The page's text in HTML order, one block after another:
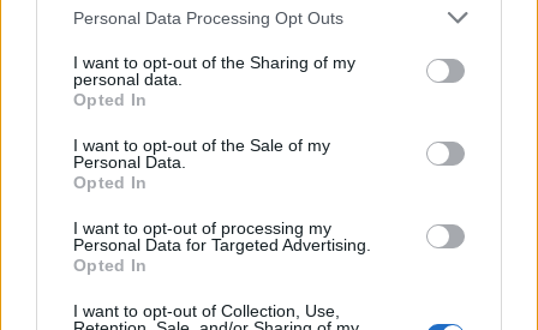
Personal Data Processing Opt Outs
I want to opt-out of the Sharing of my
personal data.
Opted In
I want to opt-out of the Sale of my
Personal Data.
Opted In
I want to opt-out of processing my
Personal Data for Targeted Advertising.
Opted In
I want to opt-out of Collection, Use,
Η Εξέλιξη του CISO σε Επιχειρησιακό
Ηγέτη
“Become a CISO”, they said…
Ο Σύγχρονος CISO: Από Τεχνικός
EMC με τη διάκριση PLATINUM PARTNER και πολλαπλές
εξειδικεύσεις. ‘Έχει την ικανότητα και τεχνογνωσία να διασφαλίσει
την ορθή και συνολική προσέγγιση καθώς και την επιτυχημένη
ολοκλήρωση και υλοποίηση αντίστοιχων σε είδος και
πολυπλοκότητας έργων.
ΣΧΕΤΙΚΑ ΑΡΘΡΑ
Η AMPLUS αναδείχθηκε “Reseller of the
Year 2024” από την HP για Ελλάδα και
Κύπρο